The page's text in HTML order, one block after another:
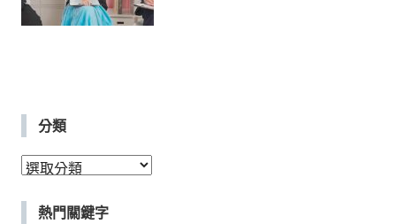
分類
分
熱門關鍵字